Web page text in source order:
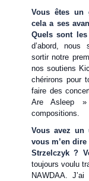
Vous êtes un
cela a ses
Quels sont
d’abord, nous
sortir notre
nos soutiens
chérirons pour
faire des
Are Asleep
compositions.
Vous avez un
vous m’en
Strzelczyk ?
toujours voulu
NAWDAA.